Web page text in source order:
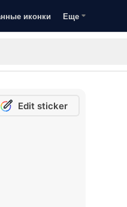
иконки Еще
Edit sticker